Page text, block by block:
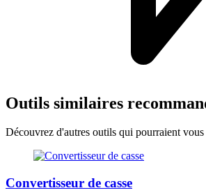
Outils similaires
Découvrez d'autres outils qui pourraient vous
Convertisseur de casse